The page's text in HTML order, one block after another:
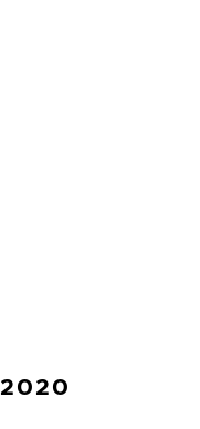
2020